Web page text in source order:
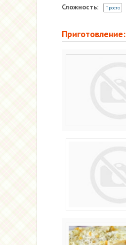
Сложность: Просто
Приготовление: